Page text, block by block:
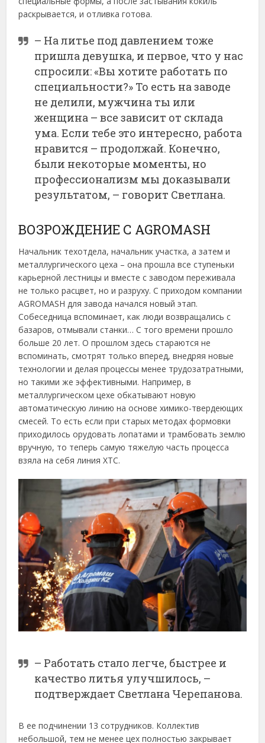
раскрывается, и отливка готова.
– На литье под давлением тоже
пришла девушка, и первое, что у нас
спросили: «Вы хотите работать по
специальности?» То есть на заводе
не делили, мужчина ты или
женщина – все зависит от склада
ума. Если тебе это интересно, работа
нравится – продолжай. Конечно,
были некоторые моменты, но
профессионализм мы доказывали
результатом, – говорит Светлана.
ВОЗРОЖДЕНИЕ С AGROMASH
Начальник техотдела, начальник участка, а затем и
металлургического цеха – она прошла все ступеньки
карьерной лестницы и вместе с заводом переживала
не только расцвет, но и разруху. С приходом компании
AGROMASH для завода начался новый этап.
Собеседница вспоминает, как люди возвращались с
базаров, отмывали станки… С того времени прошло
больше 20 лет. О прошлом здесь стараются не
вспоминать, смотрят только вперед, внедряя новые
технологии и делая процессы менее трудозатратными,
но такими же эффективными. Например, в
металлургическом цехе обкатывают новую
автоматическую линию на основе химико-твердеющих
смесей. То есть если при старых методах формовки
приходилось орудовать лопатами и трамбовать землю
вручную, то теперь самую тяжелую часть процесса
взяла на себя линия ХТС.
– Работать стало легче, быстрее и
качество литья улучшилось, –
подтверждает Светлана Черепанова.
В ее подчинении 13 сотрудников. Коллектив
небольшой, тем не менее цех полностью закрывает